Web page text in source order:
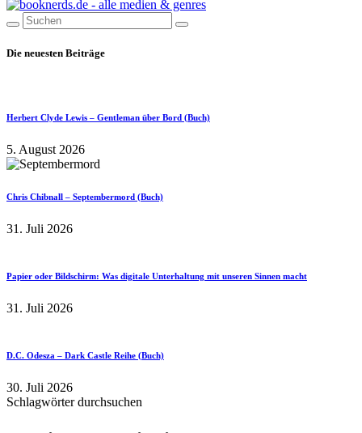
Die neuesten Beiträge
Herbert Clyde Lewis – Gentleman über Bord (Buch)
5. August 2026
Chris Chibnall – Septembermord (Buch)
31. Juli 2026
Papier oder Bildschirm: Was digitale Unterhaltung mit unseren Sinnen macht
31. Juli 2026
D.C. Odesza – Dark Castle Reihe (Buch)
30. Juli 2026
Schlagwörter durchsuchen